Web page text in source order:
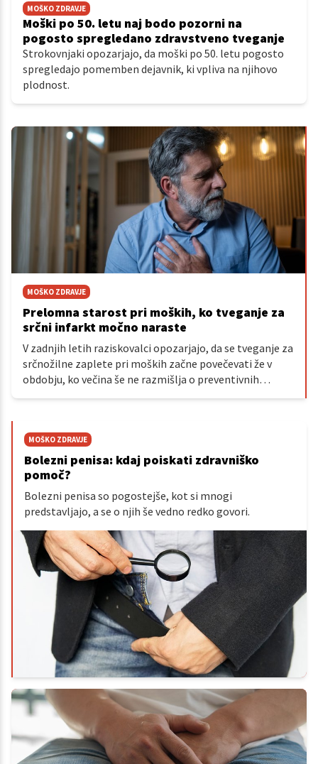
MOŠKO ZDRAVJE
Moški po 50. letu naj bodo pozorni na
pogosto spregledano zdravstveno tveganje
Strokovnjaki opozarjajo, da moški po 50. letu pogosto
spregledajo pomemben dejavnik, ki vpliva na njihovo
plodnost.
MOŠKO ZDRAVJE
Prelomna starost pri moških, ko tveganje za
srčni infarkt močno naraste
V zadnjih letih raziskovalci opozarjajo, da se tveganje za
srčnožilne zaplete pri moških začne povečevati že v
obdobju, ko večina še ne razmišlja o preventivnih
pregledih.
MOŠKO ZDRAVJE
Bolezni penisa: kdaj poiskati zdravniško
pomoč?
Bolezni penisa so pogostejše, kot si mnogi
predstavljajo, a se o njih še vedno redko govori.